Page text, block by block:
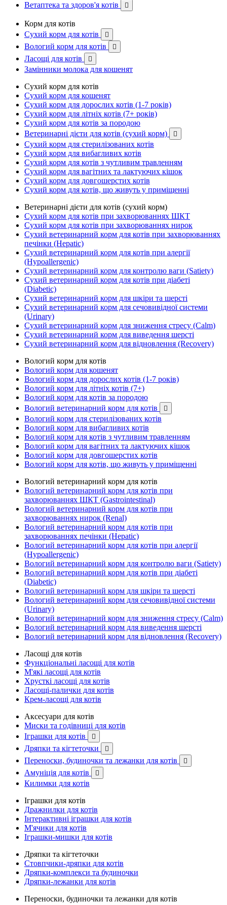
Ветаптека та здоров'я котів 
Корм для котів
Сухий корм для котів

Вологий корм для котів 
Ласощі для котів 
Замінники молока для кошенят
Сухий корм для котів
Сухий корм для кошенят
Сухий корм для дорослих котів (1-7 років)
Сухий корм для літніх котів (7+ років)
Сухий корм для котів за породою
Ветеринарні дієти для котів (сухий корм)

Сухий корм для стерилізованих котів
Сухий корм для вибагливих котів
Сухий корм для котів з чутливим травленням
Сухий корм для вагітних та лактуючих кішок
Сухий корм для довгошерстих котів
Сухий корм для котів, що живуть у приміщенні
Ветеринарні дієти для котів (сухий корм)
Сухий корм для котів при захворюваннях ШКТ
Сухий корм для котів при захворюваннях нирок
Сухий ветеринарний корм для котів при захворюваннях
печінки (Hepatic)
Сухий ветеринарний корм для котів при алергії
(Hypoallergenic)
Сухий ветеринарний корм для контролю ваги (Satiety)
Сухий ветеринарний корм для котів при діабеті
(Diabetic)
Сухий ветеринарний корм для шкіри та шерсті
Сухий ветеринарний корм для сечовивідної системи
(Urinary)
Сухий ветеринарний корм для зниження стресу (Calm)
Сухий ветеринарний корм для виведення шерсті
Сухий ветеринарний корм для відновлення (Recovery)
Вологий корм для котів
Вологий корм для кошенят
Вологий корм для дорослих котів (1-7 років)
Вологий корм для літніх котів (7+)
Вологий корм для котів за породою
Вологий ветеринарний корм для котів

Вологий корм для стерилізованих котів
Вологий корм для вибагливих котів
Вологий корм для котів з чутливим травленням
Вологий корм для вагітних та лактуючих кішок
Вологий корм для довгошерстих котів
Вологий корм для котів, що живуть у приміщенні
Вологий ветеринарний корм для котів
Вологий ветеринарний корм для котів при
захворюваннях ШКТ (Gastrointestinal)
Вологий ветеринарний корм для котів при
захворюваннях нирок (Renal)
Вологий ветеринарний корм для котів при
захворюваннях печінки (Hepatic)
Вологий ветеринарний корм для котів при алергії
(Hypoallergenic)
Вологий ветеринарний корм для контролю ваги (Satiety)
Вологий ветеринарний корм для котів при діабеті
(Diabetic)
Вологий ветеринарний корм для шкіри та шерсті
Вологий ветеринарний корм для сечовивідної системи
(Urinary)
Вологий ветеринарний корм для зниження стресу (Calm)
Вологий ветеринарний корм для виведення шерсті
Вологий ветеринарний корм для відновлення (Recovery)
Ласощі для котів
Функціональні ласощі для котів
М'які ласощі для котів
Хрусткі ласощі для котів
Ласощі-палички для котів
Крем-ласощі для котів
Аксесуари для котів
Миски та годівниці для котів
Іграшки для котів

Дряпки та кігтеточки 
Переноски, будиночки та лежанки для котів 
Амуніція для котів 
Килимки для котів
Іграшки для котів
Дражнилки для котів
Інтерактивні іграшки для котів
М'ячики для котів
Іграшки-мишки для котів
Дряпки та кігтеточки
Стовпчики-дряпки для котів
Дряпки-комплекси та будиночки
Дряпки-лежанки для котів
Переноски, будиночки та лежанки для котів